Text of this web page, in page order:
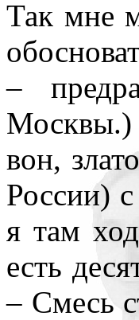
Так мне
–
Москвы.)
вон,
России)
я там
есть
– Смесь